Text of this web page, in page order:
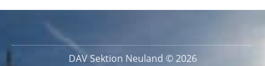
DAV Sektion Neuland © 2026